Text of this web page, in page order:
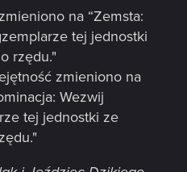
na “Zemsta:
tej jednostki
rzędu."
zmieniono na
Wezwij
tej jednostki ze